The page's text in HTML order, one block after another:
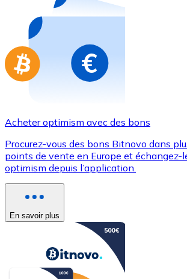
Achetez des cartes-cadeaux de
Aller à la boutique de cartes-cadeaux
Acheter optimism avec des bons
Procurez-vous des bons Bitnovo dans
points de vente en Europe et échangez-
optimism depuis l’application.
En savoir plus